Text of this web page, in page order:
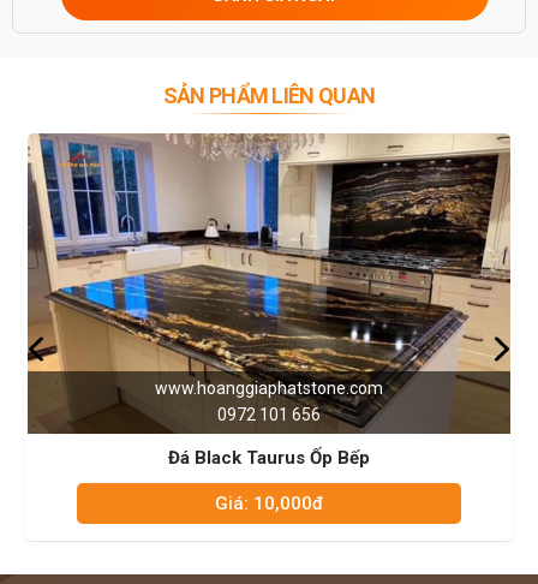
0946916986
SẢN PHẨM LIÊN QUAN
101 656